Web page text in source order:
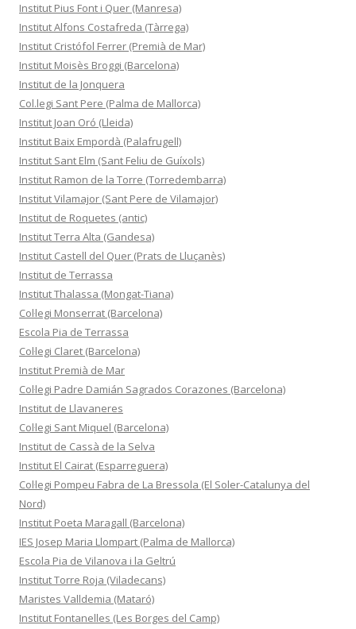
Institut Pius Font i Quer (Manresa)
Institut Alfons Costafreda (Tàrrega)
Institut Cristófol Ferrer (Premià de Mar)
Institut Moisès Broggi (Barcelona)
Institut de la Jonquera
Col.legi Sant Pere (Palma de Mallorca)
Institut Joan Oró (Lleida)
Institut Baix Empordà (Palafrugell)
Institut Sant Elm (Sant Feliu de Guíxols)
Institut Ramon de la Torre (Torredembarra)
Institut Vilamajor (Sant Pere de Vilamajor)
Institut de Roquetes (antic)
Institut Terra Alta (Gandesa)
Institut Castell del Quer (Prats de Lluçanès)
Institut de Terrassa
Institut Thalassa (Mongat-Tiana)
Col·legi Monserrat (Barcelona)
Escola Pia de Terrassa
Col·legi Claret (Barcelona)
Institut Premià de Mar
Col·legi Padre Damián Sagrados Corazones (Barcelona)
Institut de Llavaneres
Col·legi Sant Miquel (Barcelona)
Institut de Cassà de la Selva
Institut El Cairat (Esparreguera)
Col·legi Pompeu Fabra de La Bressola (El Soler-Catalunya del
Nord)
Institut Poeta Maragall (Barcelona)
IES Josep Maria Llompart (Palma de Mallorca)
Escola Pia de Vilanova i la Geltrú
Institut Torre Roja (Viladecans)
Maristes Valldemia (Mataró)
Institut Fontanelles (Les Borges del Camp)